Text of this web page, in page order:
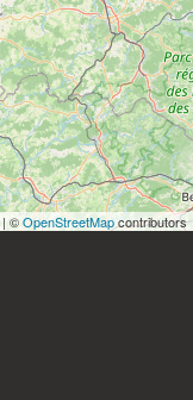
| ©OpenStreetMapcontributors